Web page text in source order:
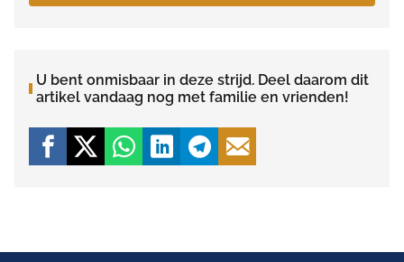
U bent onmisbaar in deze strijd. Deel daarom dit
artikel vandaag nog met familie en vrienden!